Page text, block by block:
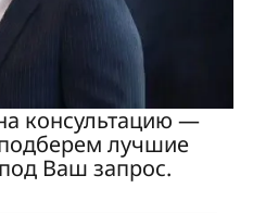
консультацию —
лучшие
Ваш запрос.